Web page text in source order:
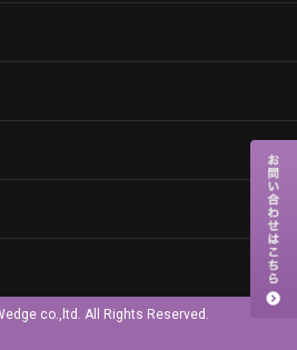
co.,ltd. All Rights Reserved.